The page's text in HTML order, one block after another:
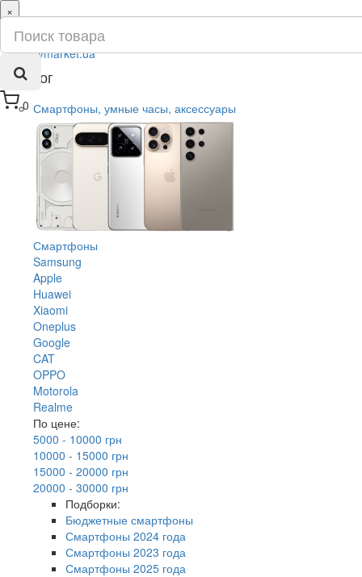
0
×
ru
ua
Каталог
Смартфоны, умные часы, аксессуары
Смартфоны
Samsung
Apple
Huawei
Xiaomi
Oneplus
Google
CAT
OPPO
Motorola
Realme
По цене:
5000 - 10000 грн
10000 - 15000 грн
15000 - 20000 грн
20000 - 30000 грн
Подборки:
Бюджетные смартфоны
Смартфоны 2024 года
Смартфоны 2023 года
Смартфоны 2025 года